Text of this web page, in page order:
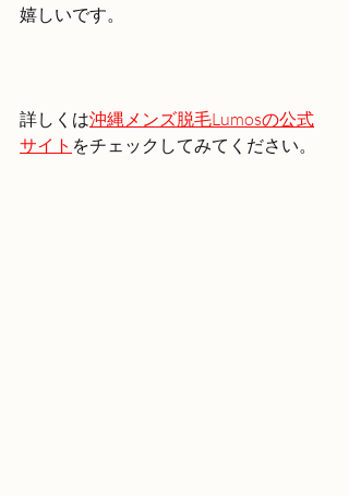
嬉しいです。
詳しくは沖縄メンズ脱毛Lumosの公式
サイト をチェックしてみてください。